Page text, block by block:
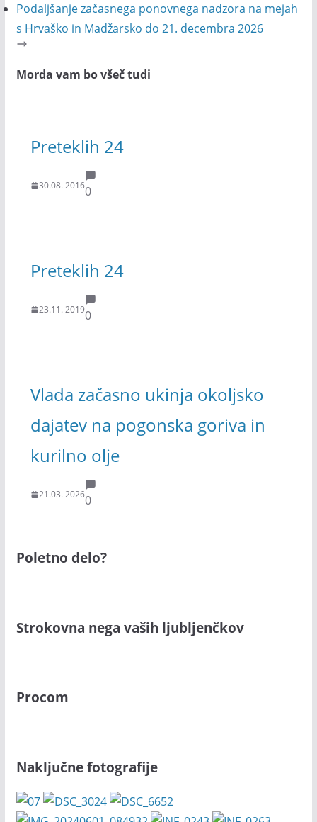
Podaljšanje začasnega ponovnega nadzora na mejah
s Hrvaško in Madžarsko do 21. decembra 2026
Morda vam bo všeč tudi
Preteklih 24
30.08. 20160
Preteklih 24
23.11. 20190
Vlada začasno ukinja okoljsko
dajatev na pogonska goriva in
kurilno olje
21.03. 20260
Poletno delo?
Strokovna nega vaših ljubljenčkov
Procom
Naključne fotografije